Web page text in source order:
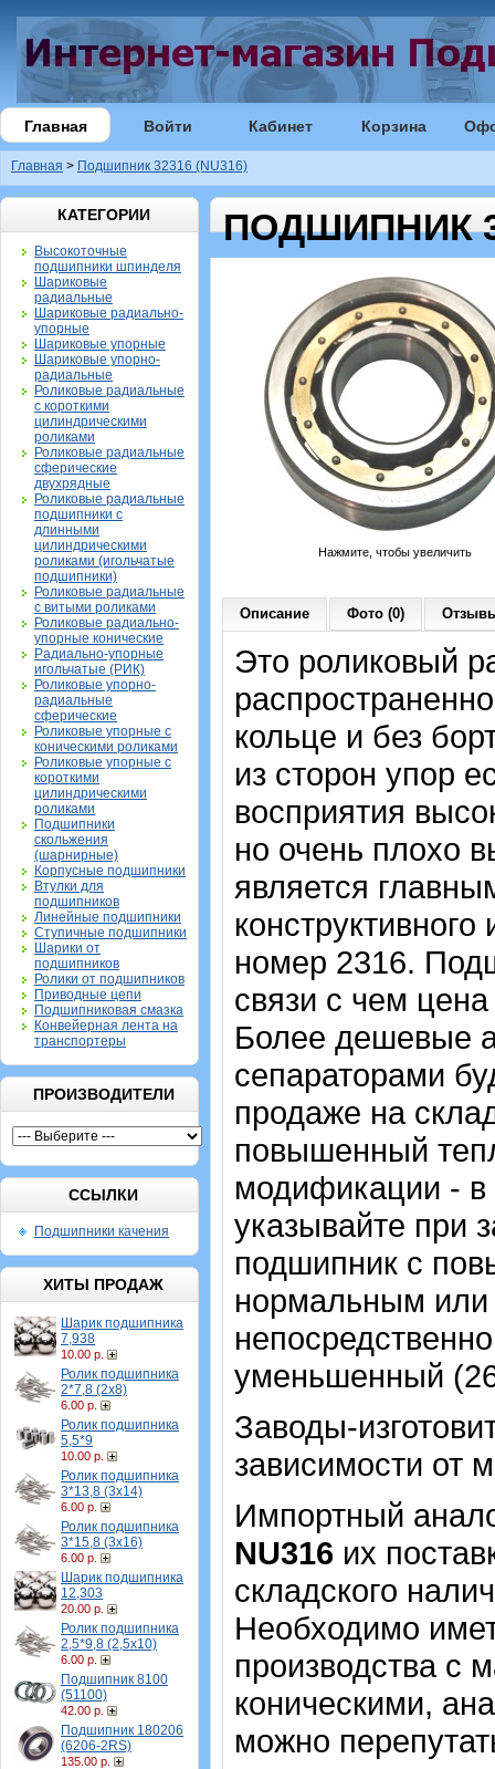
Главная Войти Кабинет Корзина
Главная > Подшипник 32316 (NU316)
КАТЕГОРИИ
Высокоточные
подшипники шпинделя
Шариковые
радиальные
Шариковые радиально-
упорные
Шариковые упорные
Шариковые упорно-
радиальные
Роликовые радиальные
с короткими
цилиндрическими
роликами
Роликовые радиальные
сферические
двухрядные
Роликовые радиальные
подшипники с
длинными
цилиндрическими
роликами (игольчатые
подшипники)
Роликовые радиальные
с витыми роликами
Роликовые радиально-
упорные конические
Радиально-упорные
игольчатые (РИК)
Роликовые упорно-
радиальные
сферические
Роликовые упорные с
коническими роликами
Роликовые упорные с
короткими
цилиндрическими
роликами
Подшипники
скольжения
(шарнирные)
Корпусные подшипники
Втулки для
подшипников
Линейные подшипники
Ступичные подшипники
Шарики от
подшипников
Ролики от подшипников
Приводные цепи
Подшипниковая смазка
Конвейерная лента на
транспортеры
ПРОИЗВОДИТЕЛИ
ССЫЛКИ
Подшипники качения
ХИТЫ ПРОДАЖ
Шарик подшипника
7,938
10.00 р.
Ролик подшипника
2*7,8 (2х8)
6.00 р.
Ролик подшипника
5,5*9
10.00 р.
Ролик подшипника
3*13,8 (3х14)
6.00 р.
Ролик подшипника
3*15,8 (3х16)
6.00 р.
Шарик подшипника
12,303
20.00 р.
Ролик подшипника
2,5*9,8 (2,5х10)
6.00 р.
Подшипник 8100
(51100)
42.00 р.
Подшипник 180206
(6206-2RS)
135.00 р.
ПОДШИПНИК
Нажмите, чтобы увеличить
Описание Фото (0)
Это роликовый
кольце и без
из сторон упор
восприятия
но очень плохо
является
номер 2316.
связи с чем
Более дешевые
сепараторами
продаже на
повышенный
модификации -
указывайте при
подшипник с
нормальным
уменьшенный
Заводы-
зависимости от
Импортный
NU316 их
складского
Необходимо
производства с
коническими,
можно